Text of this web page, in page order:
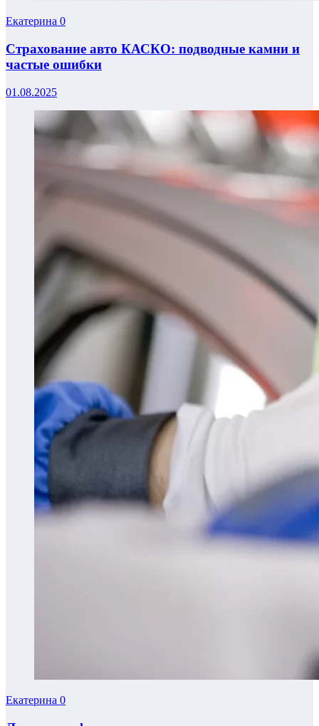
Екатерина 0
Страхование авто КАСКО: подводные камни и
частые ошибки
01.08.2025
Екатерина 0